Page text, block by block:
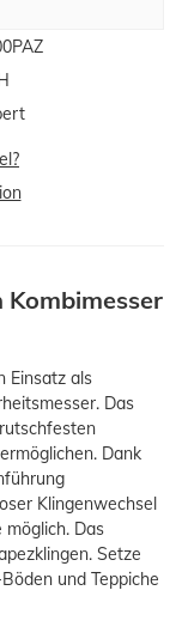
Einsatz als
Das
Dank
Klingenwechsel
Das
Setze
und Teppiche